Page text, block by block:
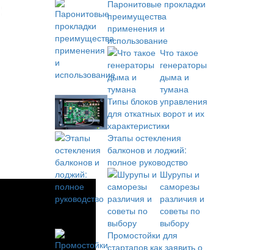
Паронитовые прокладки
преимущества
применения и
использование
Что такое
генераторы
дыма и
тумана
Типы блоков управления
для откатных ворот и их
характеристики
Этапы остекления
балконов и лоджий:
полное руководство
Шурупы и
саморезы
различия и
советы по
выбору
Промостойки для
стартапов как заявить о